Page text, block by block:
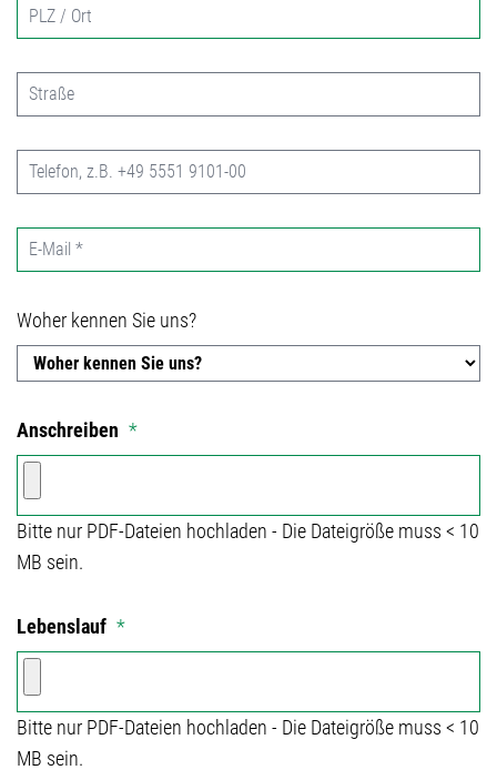
Woher kennen Sie uns?
Anschreiben *
Bitte nur PDF-Dateien hochladen - Die Dateigröße muss < 10
MB sein.
Lebenslauf *
Bitte nur PDF-Dateien hochladen - Die Dateigröße muss < 10
MB sein.